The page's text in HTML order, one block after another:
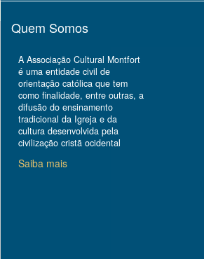
Quem Somos
A Associação Cultural Montfort
é uma entidade civil de
orientação católica que tem
como finalidade, entre outras, a
difusão do ensinamento
tradicional da Igreja e da
cultura desenvolvida pela
civilização cristã ocidental
Saiba mais